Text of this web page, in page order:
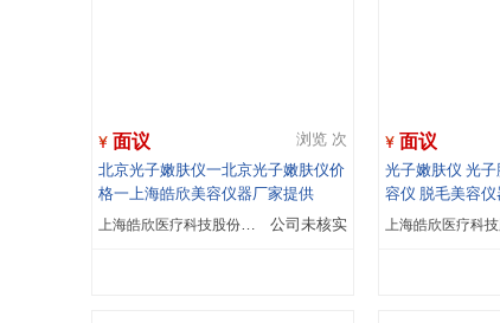
面议 浏览 次
北京光子嫩肤仪一北京光子嫩肤仪价
格一上海皓欣美容仪器厂家提供
上海皓欣医疗科技股份有限公司 公司未核实
面议
光子嫩肤仪 光
容仪 脱毛美容
家